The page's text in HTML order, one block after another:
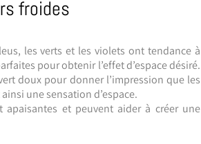
froides
les verts et les violets ont tendance à
pour obtenir l’effet d’espace désiré.
doux pour donner l’impression que les
une sensation d’espace.
apaisantes et peuvent aider à créer une